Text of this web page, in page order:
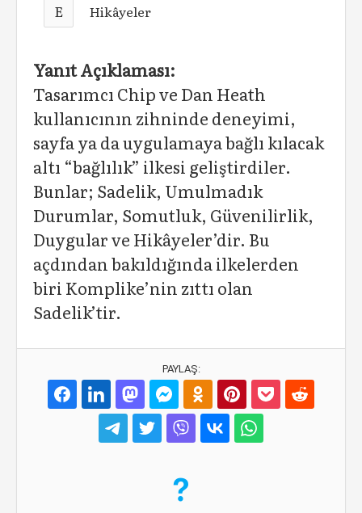
E Hikâyeler
Yanıt Açıklaması:
Tasarımcı Chip ve Dan Heath
kullanıcının zihninde deneyimi,
sayfa ya da uygulamaya bağlı kılacak
altı “bağlılık” ilkesi geliştirdiler.
Bunlar; Sadelik, Umulmadık
Durumlar, Somutluk, Güvenilirlik,
Duygular ve Hikâyeler’dir. Bu
açdından bakıldığında ilkelerden
biri Komplike’nin zıttı olan
Sadelik’tir.
PAYLAŞ: